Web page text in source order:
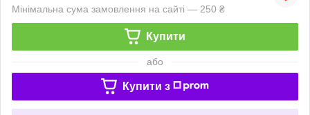
Мінімальна сума замовлення на сайті — 250 ₴
Купити
або
Купити з